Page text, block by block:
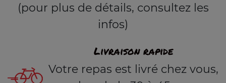
(pour plus de détails, consultez les
infos)
Livraison rapide
Votre repas est livré chez vous,